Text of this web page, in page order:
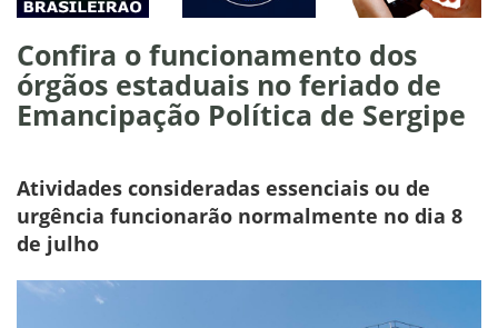
Confira o funcionamento dos
órgãos estaduais no feriado de
Emancipação Política de Sergipe
Atividades consideradas essenciais ou de
urgência funcionarão normalmente no dia 8
de julho